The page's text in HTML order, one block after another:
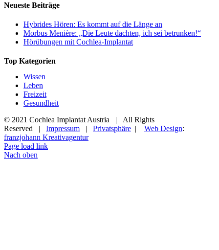
Neueste Beiträge
Hybrides Hören: Es kommt auf die Länge an
Morbus Menière: „Die Leute dachten, ich sei betrunken!“
Hörübungen mit Cochlea-Implantat
Top Kategorien
Wissen
Leben
Freizeit
Gesundheit
© 2021 Cochlea Implantat Austria | All Rights
Reserved | Impressum Privatsphäre Web Design:
franzjohann Kreativagentur
Page load link
Nach oben